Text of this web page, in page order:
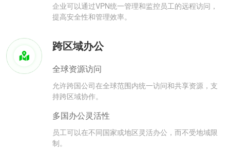
企业可以通过VPN统一管理和监控员工的远程访问，
提高安全性和管理效率。
跨区域办公
全球资源访问
允许跨国公司在全球范围内统一访问和共享资源，支
持跨区域协作。
多国办公灵活性
员工可以在不同国家或地区灵活办公，而不受地域限
制。